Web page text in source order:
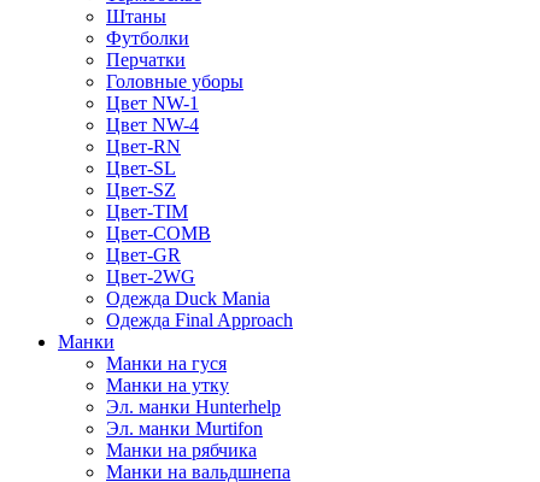
Штаны
Футболки
Перчатки
Головные уборы
Цвет NW-1
Цвет NW-4
Цвет-RN
Цвет-SL
Цвет-SZ
Цвет-TIM
Цвет-COMB
Цвет-GR
Цвет-2WG
Одежда Duck Mania
Одежда Final Approach
Манки
Манки на гуся
Манки на утку
Эл. манки Hunterhelp
Эл. манки Murtifon
Манки на рябчика
Манки на вальдшнепа